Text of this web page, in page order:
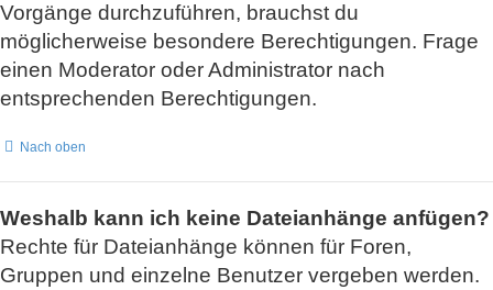
Vorgänge durchzuführen, brauchst du
möglicherweise besondere Berechtigungen. Frage
einen Moderator oder Administrator nach
entsprechenden Berechtigungen.
Nach oben
Weshalb kann ich keine Dateianhänge anfügen?
Rechte für Dateianhänge können für Foren,
Gruppen und einzelne Benutzer vergeben werden.